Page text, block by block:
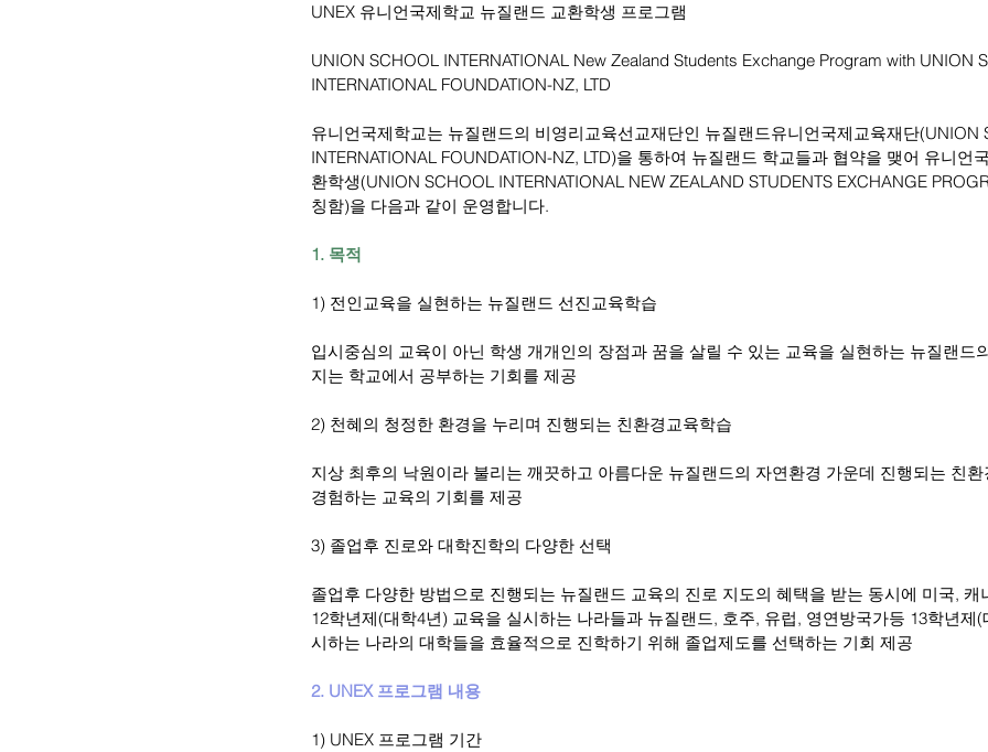
UNEX 유니언국제학교 뉴질랜드 교환학생 프로그램
UNION SCHOOL INTERNATIONAL New Zealand Students Exchange Program with UNION
INTERNATIONAL FOUNDATION-NZ, LTD
유니언국제학교는 뉴질랜드의 비영리교육선교재단인 뉴질랜드유니언국제교육재단(UNION
INTERNATIONAL FOUNDATION-NZ, LTD)을 통하여 뉴질랜드 학교들과 협약을 맺어 유니언
환학생(UNION SCHOOL INTERNATIONAL NEW ZEALAND STUDENTS EXCHANGE
칭함)을 다음과 같이 운영합니다.
1. 목적
1) 전인교육을 실현하는 뉴질랜드 선진교육학습
입시중심의 교육이 아닌 학생 개개인의 장점과 꿈을 살릴 수 있는 교육을 실현하는 뉴질랜드
지는 학교에서 공부하는 기회를 제공
2) 천혜의 청정한 환경을 누리며 진행되는 친환경교육학습
지상 최후의 낙원이라 불리는 깨끗하고 아름다운 뉴질랜드의 자연환경 가운데 진행되는 친
경험하는 교육의 기회를 제공
3) 졸업후 진로와 대학진학의 다양한 선택
졸업후 다양한 방법으로 진행되는 뉴질랜드 교육의 진로 지도의 혜택을 받는 동시에 미국, 캐
12학년제(대학4년) 교육을 실시하는 나라들과 뉴질랜드, 호주, 유럽, 영연방국가등 13학년제(
시하는 나라의 대학들을 효율적으로 진학하기 위해 졸업제도를 선택하는 기회 제공
2. UNEX 프로그램 내용
1) UNEX 프로그램 기간